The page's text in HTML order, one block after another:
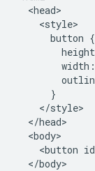
  <head>
    <style>
      button {
      }
    </style>
  </head>
  <body>
<button
  </body>